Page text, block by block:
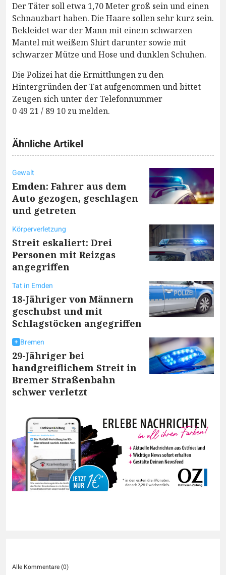
Der Täter soll etwa 1,70 Meter groß sein und einen
Schnauzbart haben. Die Haare sollen sehr kurz sein.
Bekleidet war der Mann mit einem schwarzen
Mantel mit weißem Shirt darunter sowie mit
schwarzer Mütze und Hose und dunklen Schuhen.
Die Polizei hat die Ermittlungen zu den
Hintergründen der Tat aufgenommen und bittet
Zeugen sich unter der Telefonnummer
0 49 21 / 89 10 zu melden.
Ähnliche Artikel
Gewalt
Emden: Fahrer aus dem
Auto gezogen, geschlagen
und getreten
Körperverletzung
Streit eskaliert: Drei
Personen mit Reizgas
angegriffen
Tat in Emden
18-Jähriger von Männern
geschubst und mit
Schlagstöcken angegriffen
Bremen
29-Jähriger bei
handgreiflichem Streit in
Bremer Straßenbahn
schwer verletzt
Alle Kommentare (0)